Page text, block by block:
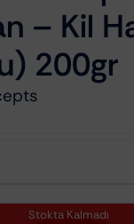
– Kil
200gr
Stokta Kalmadı